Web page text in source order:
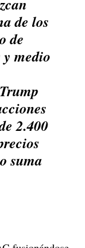
de los
de
medio
2.400
suma